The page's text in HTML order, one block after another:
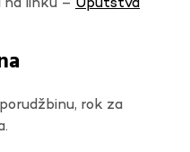
linku – Uputstva
rok za